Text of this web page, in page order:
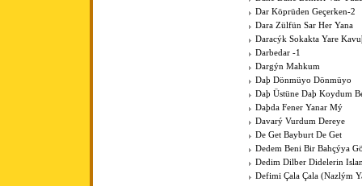
Dar Köprüden Geçerken-2
Dara Zülfün Sar Her Yana
Daracýk Sokakta Yare
Darbedar -1
Dargýn Mahkum
Daþ Dönmüyo Dönmüyo
Daþ Üstüne Daþ Koydum
Daþda Fener Yanar Mý
Davarý Vurdum Dereye
De Get Bayburt De Get
Dedem Beni Bir Bahçýya
Dedim Dilber Didelerin
Defimi Çala Çala (Nazlým